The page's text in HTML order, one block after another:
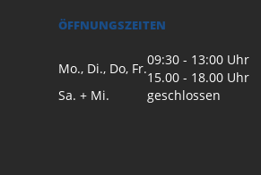
ÖFFNUNGSZEITEN
Mo., Di., Do, Fr.
09:30 - 13:00 Uhr
15.00 - 18.00 Uhr
Sa. + Mi.
geschlossen